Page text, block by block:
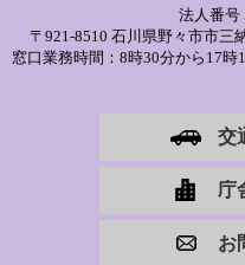
法人番号
〒921-8510 石川県野々市市三
窓口業務時間：8時30分から17時
交
庁
お